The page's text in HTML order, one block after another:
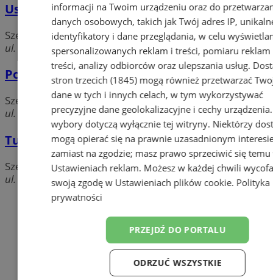
Usługi szewskie
Szewc
ul. Hajducka 10, 41-500 Chorzów
Podobiński Andrzej. Naprawa obuwia
Szewc
ul. Wyspiańskiego, 41-500 Chorzów
Tukaj Leszek. Usługi szewskie
Szewc
ul. 16 Lipca 29a, 41-500 Chorzów
Dodaj firmę
Pozostałe firmy w kategorii
informacji na Twoim urządzeniu oraz do
danych osobowych, takich jak Twój adres IP,
identyfikatory i dane przeglądania, w celu
spersonalizowanych reklam i treści, pomiaru reklam
treści, analizy odbiorców oraz ulepszania usług.
stron trzecich (1845)mogą również przetwarzać
dane w tych i innych celach, w tym wykorzystywać
precyzyjne dane geolokalizacyjne i cechy
wybory dotyczą wyłącznie tej witryny. Niektórzy
mogą opierać się na prawnie uzasadnionym
zamiast na zgodzie; masz prawo sprzeciwić się temu
Ustawieniach reklam. Możesz w każdej chwili
swoją zgodę w Ustawieniach plików cookie. Polityka
prywatności
PRZEJDŹ DO PORTALU
ODRZUĆ WSZYSTKIE